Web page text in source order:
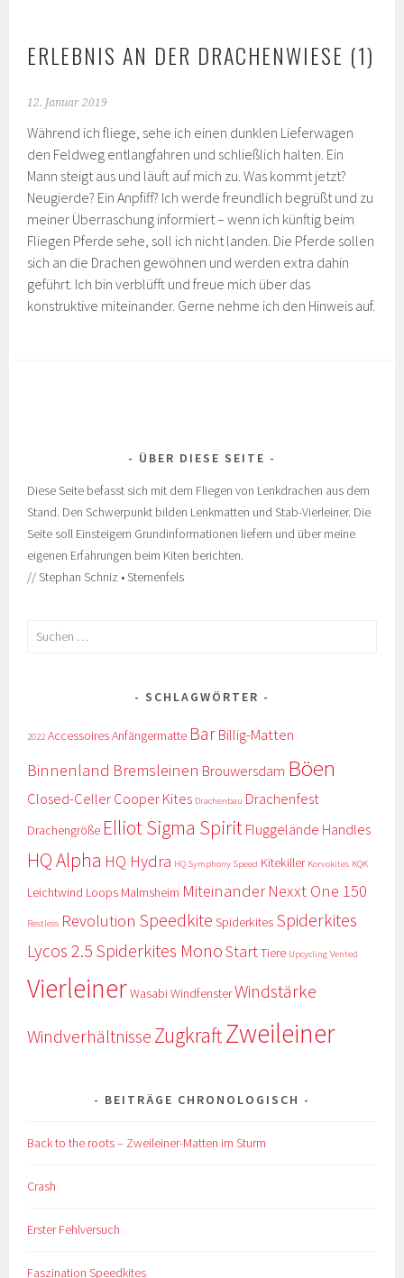
ERLEBNIS AN DER DRACHENWIESE (1)
12. Januar 2019
Während ich fliege, sehe ich einen dunklen Lieferwagen
den Feldweg entlangfahren und schließlich halten. Ein
Mann steigt aus und läuft auf mich zu. Was kommt jetzt?
Neugierde? Ein Anpfiff? Ich werde freundlich begrüßt und zu
meiner Überraschung informiert – wenn ich künftig beim
Fliegen Pferde sehe, soll ich nicht landen. Die Pferde sollen
sich an die Drachen gewöhnen und werden extra dahin
geführt. Ich bin verblüfft und freue mich über das
konstruktive miteinander. Gerne nehme ich den Hinweis auf.
ÜBER DIESE SEITE
Diese Seite befasst sich mit dem Fliegen von Lenkdrachen aus dem
Stand. Den Schwerpunkt bilden Lenkmatten und Stab-Vierleiner. Die
Seite soll Einsteigern Grundinformationen liefern und über meine
eigenen Erfahrungen beim Kiten berichten.
// Stephan Schniz • Sternenfels
Suche
SCHLAGWÖRTER
2022 AccessoiresAnfängermatte BarBillig-Matten
Binnenland Bremsleinen Brouwersdam Böen
Closed-CellerCooper Kites Drachenbau Drachenfest
Drachengröße Elliot Sigma SpiritFluggelände Handles
HQ Alpha HQ Hydra HQ Symphony Speed Kitekiller Korvokites KQK
Leichtwind Loops Malmsheim Miteinander Nexxt One 150
Restless Revolution Speedkite Spiderkites Spiderkites
Lycos 2.5 Spiderkites MonoStartTiere Upcycling Vented
VierleinerWasabi WindfensterWindstärke
Windverhältnisse ZugkraftZweileiner
BEITRÄGE CHRONOLOGISCH
Back to the roots – Zweileiner-Matten im Sturm
Crash
Erster Fehlversuch
Faszination Speedkites